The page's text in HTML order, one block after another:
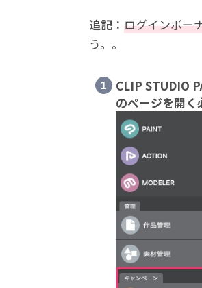
追記 ： ログインボー
う。。
CLIP STUDIO
のページを開く